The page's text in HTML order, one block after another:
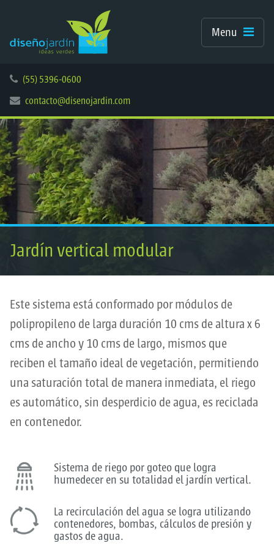
(55) 5396-0600
contacto@disenojardin.com
Menu
Jardín vertical modular
Este sistema está conformado por módulos de
polipropileno de larga duración 10 cms de altura x 6
cms de ancho y 10 cms de largo, mismos que
reciben el tamaño ideal de vegetación, permitiendo
una saturación total de manera inmediata, el riego
es automático, sin desperdicio de agua, es reciclada
en contenedor.
Sistema de riego por goteo que logra
humedecer en su totalidad el jardín vertical.
La recirculación del agua se logra utilizando
contenedores, bombas, cálculos de presión y
gastos de agua.